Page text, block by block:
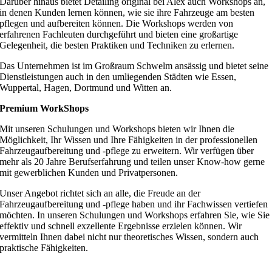
in denen Kunden lernen können, wie sie ihre Fahrzeuge am besten
pflegen und aufbereiten können. Die Workshops werden von
erfahrenen Fachleuten durchgeführt und bieten eine großartige
Gelegenheit, die besten Praktiken und Techniken zu erlernen.
Das Unternehmen ist im Großraum Schwelm ansässig und bietet seine
Dienstleistungen auch in den umliegenden Städten wie Essen,
Wuppertal, Hagen, Dortmund und Witten an.
Premium WorkShops
Mit unseren Schulungen und Workshops bieten wir Ihnen die
Möglichkeit, Ihr Wissen und Ihre Fähigkeiten in der professionellen
Fahrzeugaufbereitung und -pflege zu erweitern. Wir verfügen über
mehr als 20 Jahre Berufserfahrung und teilen unser Know-how gerne
mit gewerblichen Kunden und Privatpersonen.
Unser Angebot richtet sich an alle, die Freude an der
Fahrzeugaufbereitung und -pflege haben und ihr Fachwissen vertiefen
möchten. In unseren Schulungen und Workshops erfahren Sie, wie Sie
effektiv und schnell exzellente Ergebnisse erzielen können. Wir
vermitteln Ihnen dabei nicht nur theoretisches Wissen, sondern auch
praktische Fähigkeiten.